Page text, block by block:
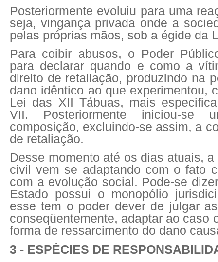
Posteriormente evoluiu para uma
seja, vingança privada onde a
pelas próprias mãos, sob a égide da
Para coibir abusos, o Poder
para declarar quando e como a
direito de retaliação, produzindo na
dano idêntico ao que experimentou,
Lei das XII Tábuas, mais
VII. Posteriormente iniciou-se
composição, excluindo-se assim, a
de retaliação.
Desse momento até os dias atuais,
civil vem se adaptando com o fato
com a evolução social. Pode-se
Estado possui o monopólio
esse tem o poder dever de julgar
conseqüentemente, adaptar ao caso
forma de ressarcimento do dano
3 - ESPÉCIES DE